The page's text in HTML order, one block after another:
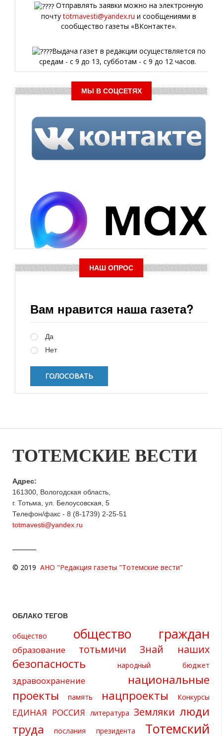
Отправлять заявки можно на электронную
почтуtotmavesti@yandex.ru и сообщениями в
сообщество газеты «ВКонтакте».
Выдача газет в редакции осуществляется по
средам - с 9 до 13, субботам - с 9 до 12 часов.
МЫ В СОЦСЕТЯХ
НАШ ОПРОС
Вам нравится наша газета?
Да
Нет
ТОТЕМСКИЕ ВЕСТИ
Адрес:
161300, Вологодская область,
г. Тотьма, ул. Белоусовская, 5
Телефон/факс - 8 (8-1739) 2-25-51
totmavesti@yandex.ru
© 2019 АНО "Редакция газеты "Тотемские вести"
ОБЛАКО ТЕГОВ
общество общество граждан
образование тотьмичи Знай наших
безопасность народный бюджет
здравоохранение
национальные
проекты
память нацпроекты Конкурсы
ЕДИНАЯ РОССИЯ литература Земляки люди
труда
послания президента Тотемский